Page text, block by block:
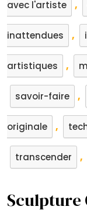
avec l'artiste ,
inattendues ,
artistiques ,
savoir-faire ,
originale ,
transcender ,
Sculpture